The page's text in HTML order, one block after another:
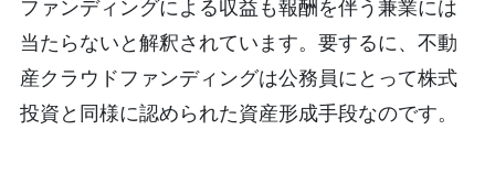
ファンディングによる収益も報酬を伴う兼業には
当たらないと解釈されています。要するに、不動
産クラウドファンディングは公務員にとって株式
投資と同様に認められた資産形成手段なのです。